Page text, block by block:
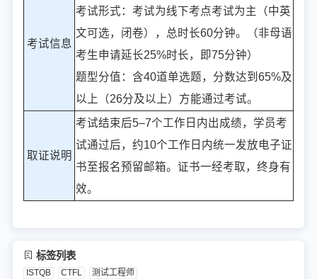
考试信息
考试形式：考试为线下考点考试为主（中英
文可选，闭卷），总时长60分钟。（非母语
考生申请延长25%时长，即75分钟）
题型分值：含40道单选题，分数达到65%及
以上（26分及以上）方能通过考试。
取证说明
考试结束后5–7个工作日内出成绩，学员考
试通过后，约10个工作日内统一发放电子证
书至报名预留邮箱。证书一经考取，终身有
效。
标签列表
ISTQB CTFL 测试工程师